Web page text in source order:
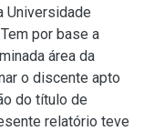
Universidade
por base a
área da
o discente apto
do título de
relatório teve